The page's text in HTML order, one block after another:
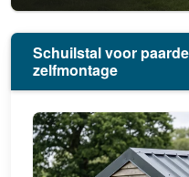
Schuilstal voor
zelfmontage